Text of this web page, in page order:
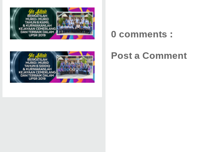
0 comments :
Post a Comment